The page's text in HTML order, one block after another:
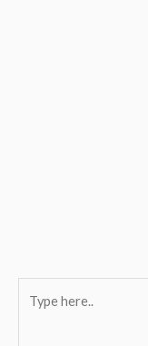
here..